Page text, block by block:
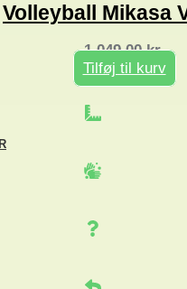
Volleyball Mikasa
1.049,00kr.
Tilføj til kurv